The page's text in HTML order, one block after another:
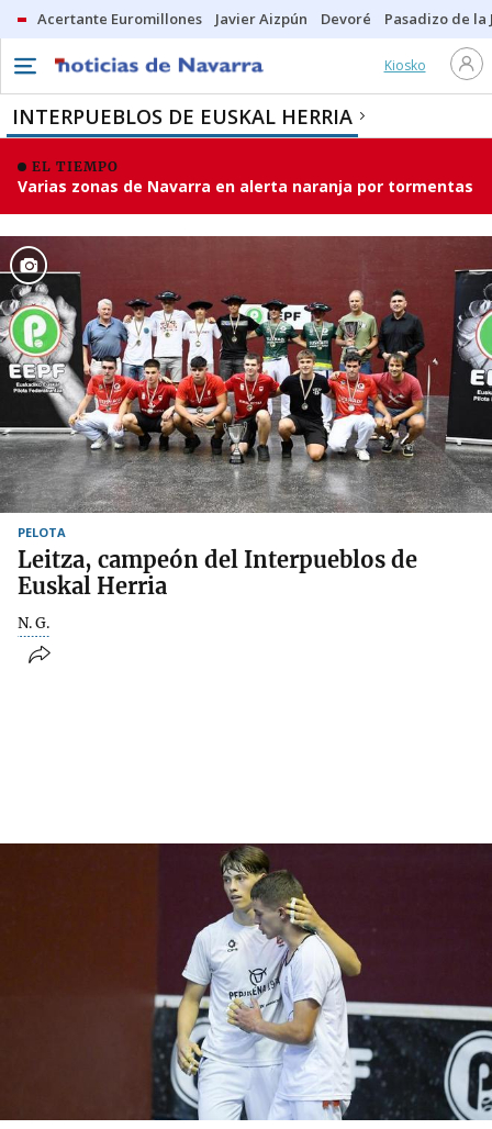
Acertante Euromillones Javier Aizpún Devoré Pasadizo de la
Kiosko
INTERPUEBLOS DE EUSKAL HERRIA
EL TIEMPO
Varias zonas de Navarra en alerta naranja por tormentas
PELOTA
Leitza, campeón del Interpueblos de
Euskal Herria
N. G.